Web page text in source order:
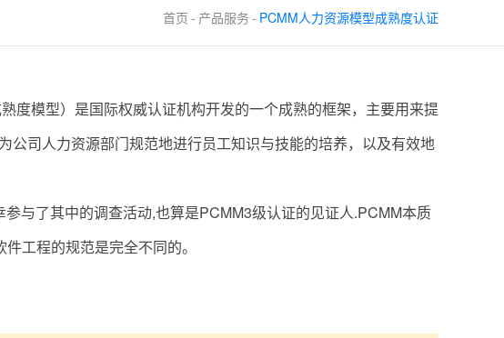
首页 - 产品服务 - PCMM人力资源模型成熟度认证
度模型）是国际权威认证机构开发的一个成熟的框架，主要用来提
公司人力资源部门规范地进行员工知识与技能的培养，以及有效地
与了其中的调查活动,也算是PCMM3级认证的见证人.PCMM本质
工程的规范是完全不同的。